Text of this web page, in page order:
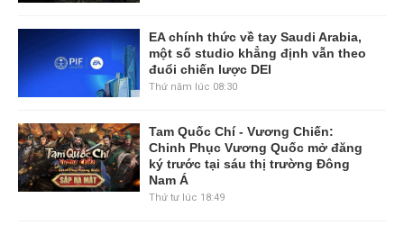
EA chính thức về tay Saudi Arabia,
một số studio khẳng định vẫn theo
đuổi chiến lược DEI
Thứ năm lúc 08:30
Tam Quốc Chí - Vương Chiến:
Chinh Phục Vương Quốc mở đăng
ký trước tại sáu thị trường Đông
Nam Á
Thứ tư lúc 18:49